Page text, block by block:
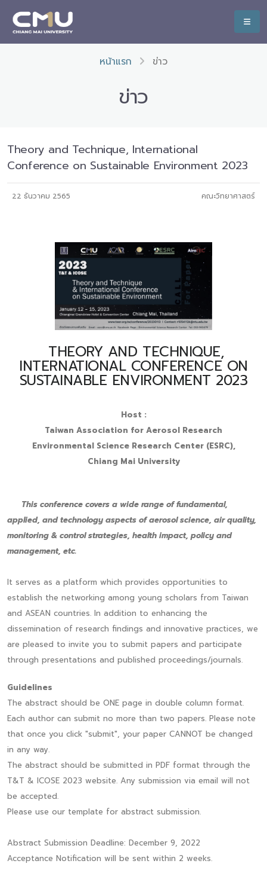
หน้าแรก ข่าว
ข่าว
Theory and Technique, International
Conference on Sustainable Environment 2023
22 ธันวาคม 2565 คณะวิทยาศาสตร์
THEORY AND TECHNIQUE,
INTERNATIONAL CONFERENCE ON
SUSTAINABLE ENVIRONMENT 2023
Host :
Taiwan Association for Aerosol Research
Environmental Science Research Center (ESRC),
Chiang Mai University
This conference covers a wide range of fundamental,
applied, and technology aspects of aerosol science, air quality,
monitoring & control strategies, health impact, policy and
management, etc.
It serves as a platform which provides opportunities to
establish the networking among young scholars from Taiwan
and ASEAN countries. In addition to enhancing the
dissemination of research findings and innovative practices, we
are pleased to invite you to submit papers and participate
through presentations and published proceedings/journals.
Guidelines
The abstract should be ONE page in double column format.
Each author can submit no more than two papers. Please note
that once you click "submit", your paper CANNOT be changed
in any way.
The abstract should be submitted in PDF format through the
T&T & ICOSE 2023 website. Any submission via email will not
be accepted.
Please use our template for abstract submission.
Abstract Submission Deadline: December 9, 2022
Acceptance Notification will be sent within 2 weeks.